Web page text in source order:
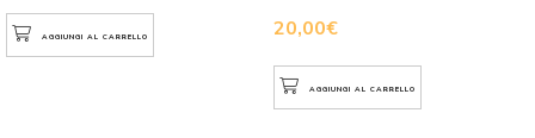
AGGIUNGI AL CARRELLO 20,00€
AGGIUNGI AL CARRELLO